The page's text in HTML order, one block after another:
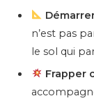
n’est pas
le sol qui
Frapper